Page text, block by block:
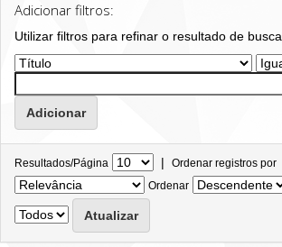
Adicionar filtros:
Utilizar filtros para refinar o resultado de busca.
Resultados/Página | Ordenar registros por
Ordenar